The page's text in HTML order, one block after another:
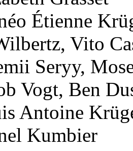
Étienne
Vito
Seryy,
Vogt, Ben
Antoine
Kumbier